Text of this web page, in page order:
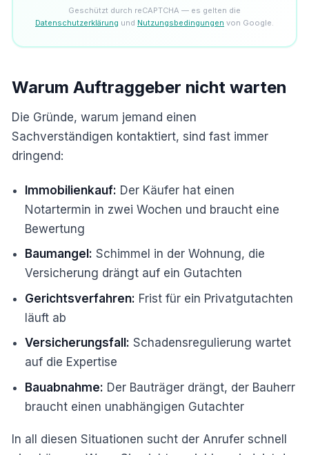
Geschützt durch reCAPTCHA — es gelten die
Datenschutzerklärung und Nutzungsbedingungen von Google.
Warum Auftraggeber nicht warten
Die Gründe, warum jemand einen
Sachverständigen kontaktiert, sind fast immer
dringend:
Immobilienkauf: Der Käufer hat einen
Notartermin in zwei Wochen und braucht eine
Bewertung
Baumangel: Schimmel in der Wohnung, die
Versicherung drängt auf ein Gutachten
Gerichtsverfahren: Frist für ein Privatgutachten
läuft ab
Versicherungsfall: Schadensregulierung wartet
auf die Expertise
Bauabnahme: Der Bauträger drängt, der Bauherr
braucht einen unabhängigen Gutachter
In all diesen Situationen sucht der Anrufer schnell